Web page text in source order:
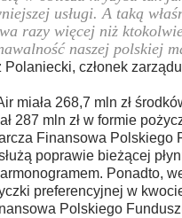
usługi. A taką
razy więcej niż
naszej polskiej
członek
miała 268,7 mln zł
287 mln zł w formie
Finansowa Polskiego
poprawie bieżącej
Ponadto,
preferencyjnej w
Polskiego